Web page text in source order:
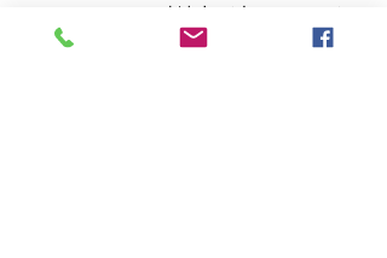
でないかはここ数年で徐々に結果とな